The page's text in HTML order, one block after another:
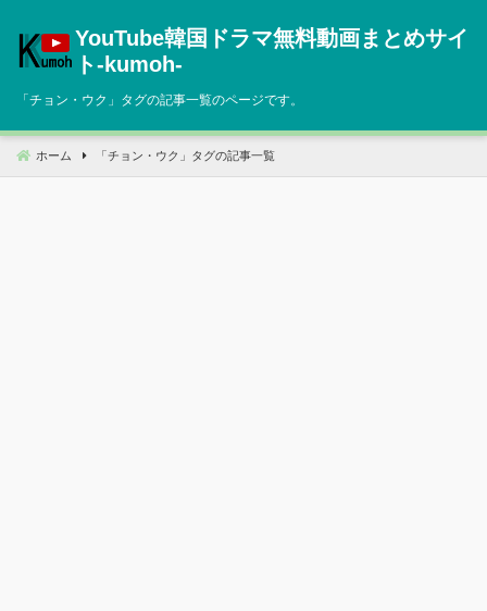
へ
動
YouTube韓国ドラマ無料動画まとめサイ
ト‐kumoh‐
「チョン・ウク 」タグの記事一覧のページです。
ホーム 「 チョン・ウク 」タグの記事一覧